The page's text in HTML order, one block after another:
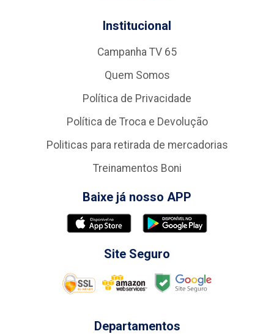
Institucional
Campanha TV 65
Quem Somos
Política de Privacidade
Política de Troca e Devolução
Politicas para retirada de mercadorias
Treinamentos Boni
Baixe já nosso APP
Site Seguro
Departamentos